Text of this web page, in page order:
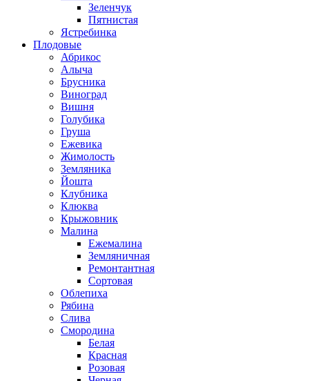
Зеленчук
Пятнистая
Ястребинка
Плодовые
Абрикос
Алыча
Брусника
Виноград
Вишня
Голубика
Груша
Ежевика
Жимолость
Земляника
Йошта
Клубника
Клюква
Крыжовник
Малина
Ежемалина
Земляничная
Ремонтантная
Сортовая
Облепиха
Рябина
Слива
Смородина
Белая
Красная
Розовая